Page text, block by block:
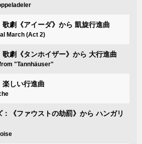
歌劇《アイーダ》から 凱旋行進曲
March (Act 2)
歌劇《タンホイザー》から 大行進曲
"Tannhäuser"
楽しい行進曲
《ファウストの劫罰》から ハンガリ